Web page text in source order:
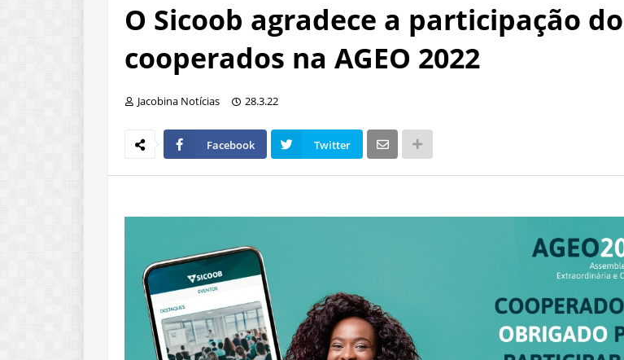
O Sicoob agradece a participação
cooperados na AGEO 2022
Jacobina Notícias 28.3.22
Facebook Twitter